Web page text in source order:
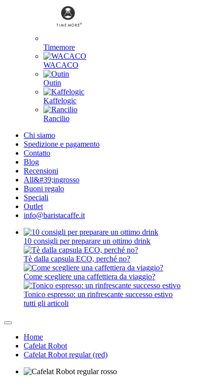
Timemore
WACACO
Outin
Kaffelogic
Rancilio
Chi siamo
Spedizione e pagamento
Contatto
Blog
Recensioni
All&#39;ingrosso
Buoni regalo
Speciali
Outlet
info@baristacaffe.it
10 consigli per preparare un ottimo drink
Tè dalla capsula ECO, perché no?
Come scegliere una caffettiera da viaggio?
Tonico espresso: un rinfrescante successo estivo
tutti gli articoli
Home
Cafelat Robot
Cafelat Robot regular (red)